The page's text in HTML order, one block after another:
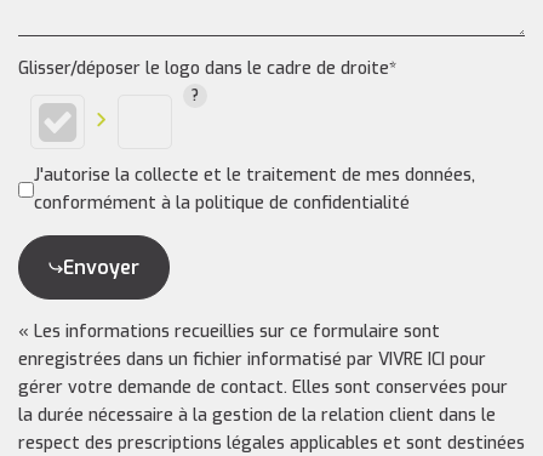
Glisser/déposer le logo dans le cadre de droite*
J'autorise la collecte et le traitement de mes données,
conformément à la politique de confidentialité
Envoyer
« Les informations recueillies sur ce formulaire sont
enregistrées dans un fichier informatisé par VIVRE ICI pour
gérer votre demande de contact. Elles sont conservées pour
la durée nécessaire à la gestion de la relation client dans le
respect des prescriptions légales applicables et sont destinées